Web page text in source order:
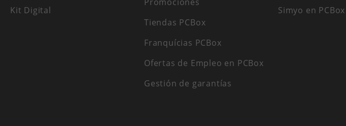
Kit Digital
Tiendas PCBox
Franquícias PCBox
Ofertas de Empleo en PCBox
Gestión de garantías
Simyo en PCBox